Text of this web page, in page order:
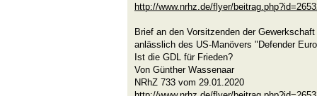
http://www.nrhz.de/flyer/
Brief an den Vorsitzenden der
anlässlich des US-Manövers "Defender
Ist die GDL für Frieden?
Von Günther Wassenaar
NRhZ 733 vom 29.01.2020